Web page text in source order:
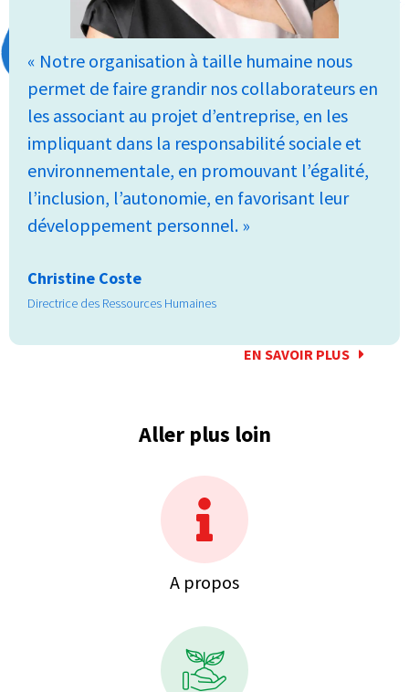
« Notre organisation à taille humaine nous
permet de faire grandir nos collaborateurs en
les associant au projet d’entreprise, en les
impliquant dans la responsabilité sociale et
environnementale, en promouvant l’égalité,
l’inclusion, l’autonomie, en favorisant leur
développement personnel. »
Christine Coste
Directrice des Ressources Humaines
EN SAVOIR PLUS
Aller plus loin
A propos